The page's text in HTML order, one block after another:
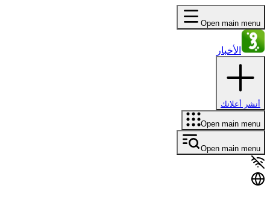
Open main menu
الأخبار
أنشر أعلانك
Open main menu
Open main menu